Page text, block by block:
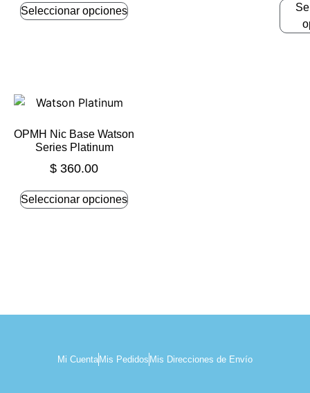
Seleccionar opciones
OPMH Nic Base Watson
Series Platinum
$ 360.00
Seleccionar opciones
Mi Cuenta Mis Pedidos Mis Direcciones de Envío